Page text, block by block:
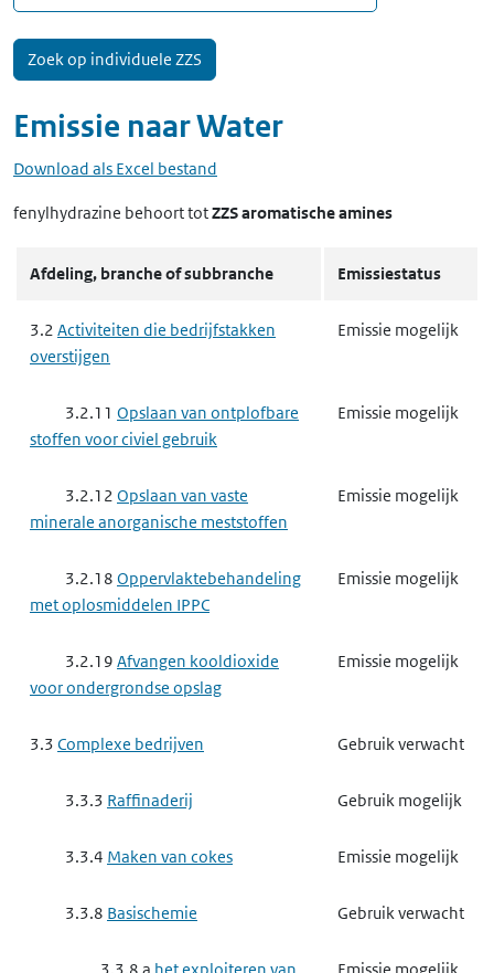
Emissie naarWater
Download als Excel bestand
fenylhydrazine behoort totZZS aromatische amines
Afdeling, branche of subbranche Emissiestatus
3.2 Activiteiten die bedrijfstakken
overstijgen
Emissie mogelijk
3.2.11 Opslaan van ontplofbare
stoffen voor civiel gebruik
Emissie mogelijk
3.2.12 Opslaan van vaste
minerale anorganische meststoffen
Emissie mogelijk
3.2.18 Oppervlaktebehandeling
met oplosmiddelen IPPC
Emissie mogelijk
3.2.19 Afvangen kooldioxide
voor ondergrondse opslag
Emissie mogelijk
3.3 Complexe bedrijven Gebruik verwacht
3.3.3 Raffinaderij Gebruik mogelijk
3.3.4 Maken van cokes Emissie mogelijk
3.3.8 Basischemie Gebruik verwacht